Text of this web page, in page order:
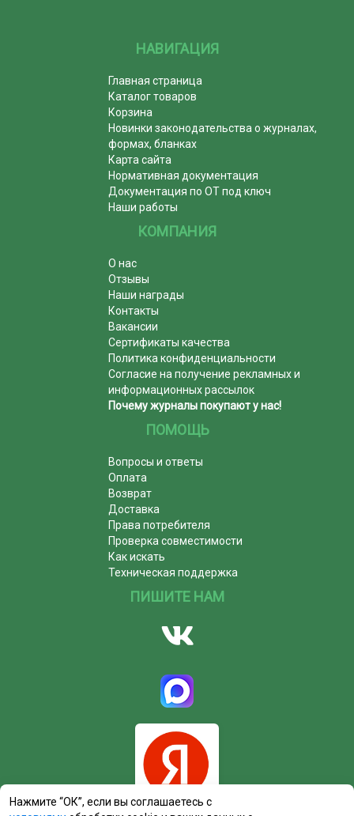
НАВИГАЦИЯ
Главная страница
Каталог товаров
Корзина
Новинки законодательства о журналах,
формах, бланках
Карта сайта
Нормативная документация
Документация по ОТ под ключ
Наши работы
КОМПАНИЯ
О нас
Отзывы
Наши награды
Контакты
Вакансии
Сертификаты качества
Политика конфиденциальности
Согласие на получение рекламных и
информационных рассылок
Почему журналы покупают у нас!
ПОМОЩЬ
Вопросы и ответы
Оплата
Возврат
Доставка
Права потребителя
Проверка совместимости
Как искать
Техническая поддержка
ПИШИТЕ НАМ
Нажмите “ОК”, если вы соглашаетесь с